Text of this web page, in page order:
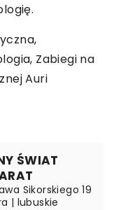
Zabiegi na
Auri
ŚWIAT
Sikorskiego 19
| lubuskie